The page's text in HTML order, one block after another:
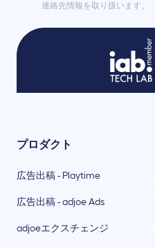
連絡先情報を取り扱います。
プロダクト
広告出稿 - Playtime
広告出稿 - adjoe Ads
adjoeエクスチェンジ